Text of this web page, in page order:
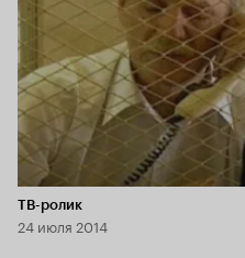
Длительность 30 сек
ТВ-ролик
24 июля 2014